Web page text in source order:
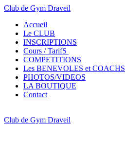
Club de Gym Draveil
Accueil
Le CLUB
INSCRIPTIONS
Cours / TarifS
COMPETITIONS
Les BENEVOLES et COACHS
PHOTOS/VIDEOS
LA BOUTIQUE
Contact
Club de Gym Draveil